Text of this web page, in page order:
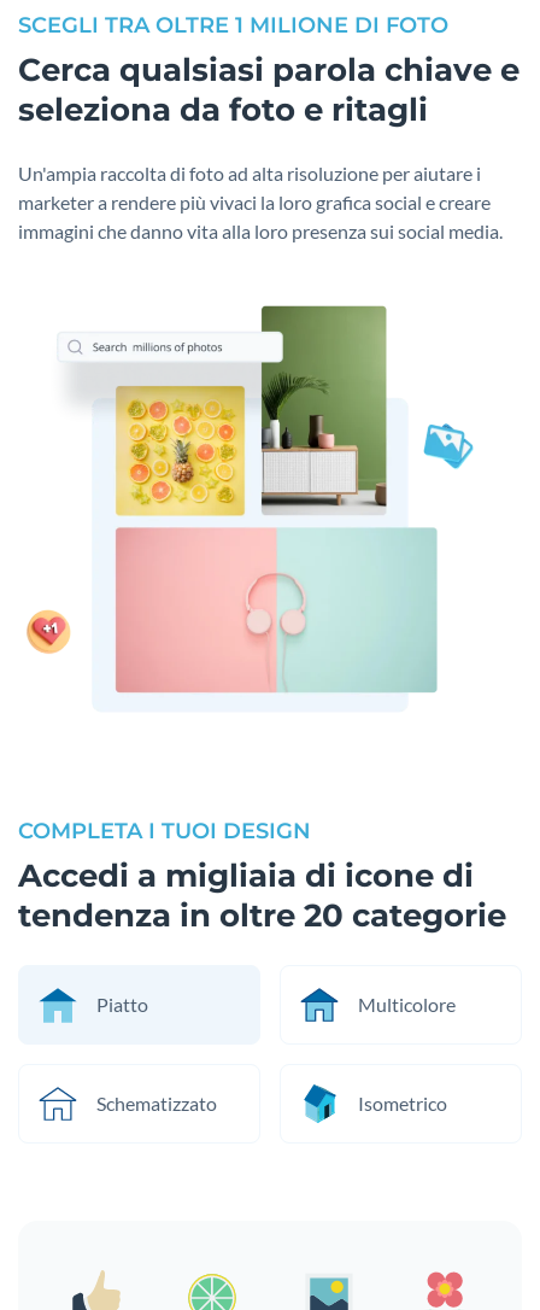
SCEGLI TRA OLTRE 1 MILIONE DI FOTO
Cerca qualsiasi parola chiave e
seleziona da foto e ritagli
Un'ampia raccolta di foto ad alta risoluzione per aiutare i
marketer a rendere più vivaci la loro grafica social e creare
immagini che danno vita alla loro presenza sui social media.
COMPLETA I TUOI DESIGN
Accedi a migliaia di icone di
tendenza in oltre 20 categorie
Piatto Multicolore
Schematizzato Isometrico